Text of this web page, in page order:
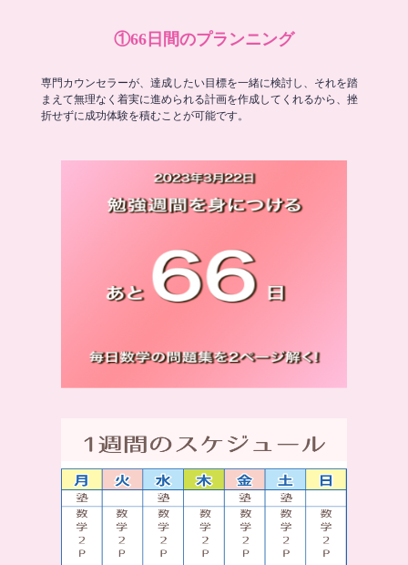
①66日間のプランニング
専門カウンセラーが、達成したい目標を一緒に検討し、それを踏
まえて無理なく着実に進められる計画を作成してくれるから、挫
折せずに成功体験を積むことが可能です。